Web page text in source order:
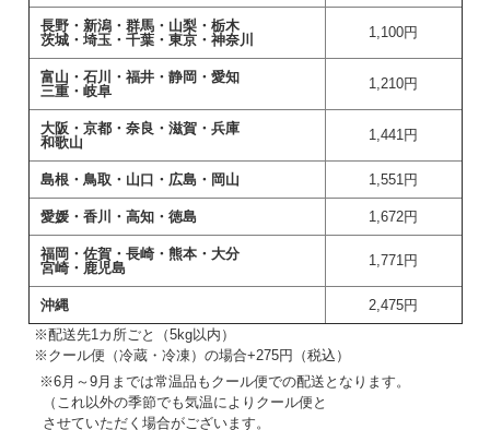
長野・新潟・群馬・山梨・栃木
茨城・埼玉・千葉・東京・神奈川
1,100円
富山・石川・福井・静岡・愛知
三重・岐阜
1,210円
大阪・京都・奈良・滋賀・兵庫
和歌山
1,441円
島根・鳥取・山口・広島・岡山 1,551円
愛媛・香川・高知・徳島 1,672円
福岡・佐賀・長崎・熊本・大分
宮崎・鹿児島
1,771円
沖縄
2,475円
※配送先1カ所ごと（5kg以内）
※クール便（冷蔵・冷凍）の場合+275円（税込）
※6月～9月までは常温品もクール便での配送となります。
（これ以外の季節でも気温によりクール便と
させていただく場合がございます。